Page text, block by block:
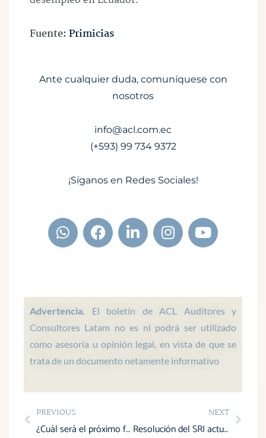
Fuente:Primicias
Ante cualquier duda, comuníquese con
nosotros
info@acl.com.ec
(+593) 99 734 9372
¡Síganos en Redes Sociales!
W
h
a
a
p
p
F
a
c
o
o
k
L
i
n
d
i
n
I
n
s
g
r
a
m
Y
o
u
b
e
Advertencia.
El boletín de ACL Auditores y
Consultores Latam no es ni podrá ser utilizado
como asesoría u opinión legal, en vista de que se
trata de un documento netamente informativo
Prev
PREVIOUS
¿Cuál será el próximo feriado en Ecuador con reducción del IVA para el turismo?
NEXT
Resolución del SRI actualiza normas de autorretención para el sector minero